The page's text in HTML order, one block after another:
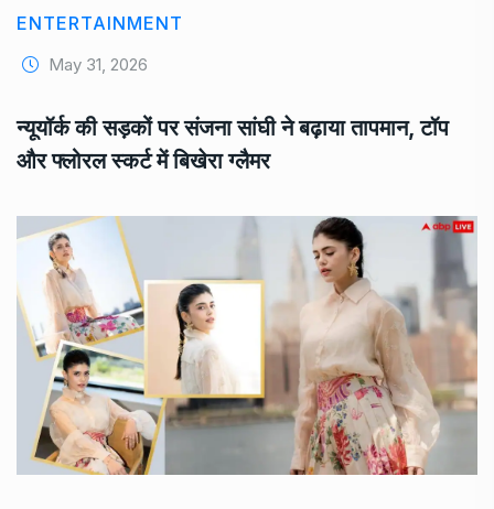
ENTERTAINMENT
May 31, 2026
न्यूयॉर्क की सड़कों पर संजना सांघी ने बढ़ाया तापमान, टॉप
और फ्लोरल स्कर्ट में बिखेरा ग्लैमर